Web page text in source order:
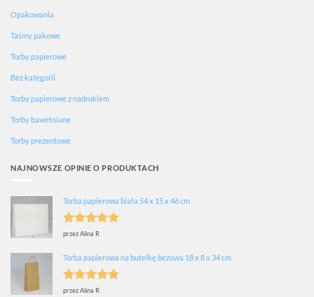
Opakowania
Taśmy pakowe
Torby papierowe
Bez kategorii
Torby papierowe z nadrukiem
Torby bawełniane
Torby prezentowe
NAJNOWSZE OPINIE O PRODUKTACH
Torba papierowa biała 54 x 15 x 46 cm
Oceniono
przez Alina R
Torba papierowa na butelkę beżowa 18 x 8 x 34 cm
Oceniono
przez Alina R